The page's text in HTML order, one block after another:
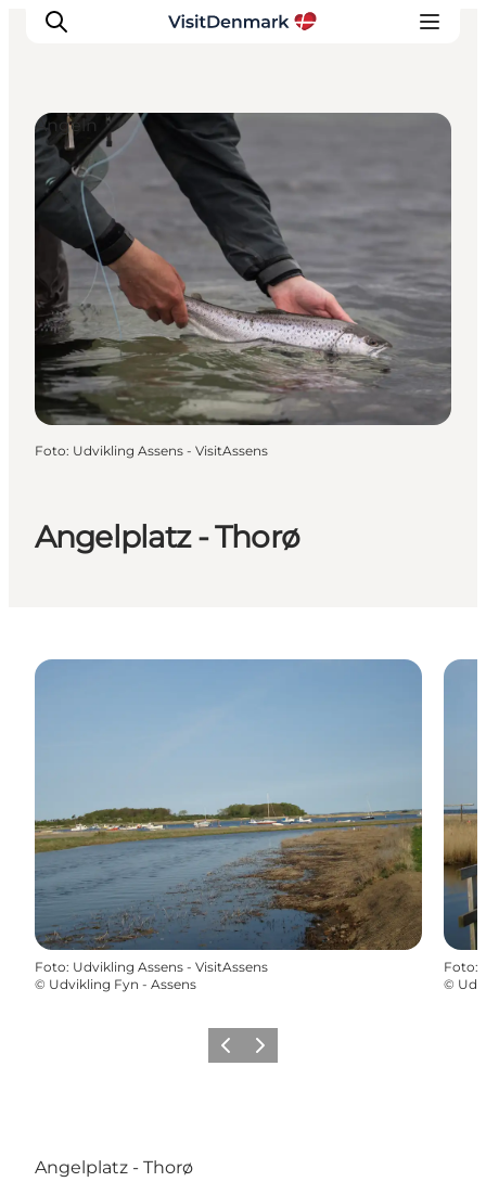
Inspiration
Regionen
Erlebnisse
Unterkünfte
Reiseplanung
Angelplatz - Thorø
Angeln
Foto: Udvikling Assens - VisitAssens
Foto: Udvikling Assens - VisitAssens
© Udvikling Fyn - Assens
Foto:
©
ZurückWeiter
Angelplatz - Thorø